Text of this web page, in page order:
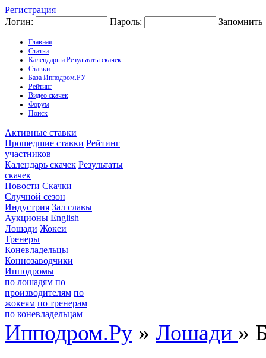
Регистрация
Логин:
Пароль: Запомнить
Главная
Статьи
Календарь и Результаты скачек
Ставки
База Ипподром.РУ
Рейтинг
Видео скачек
Форум
Поиск
Активные ставки
Прошедшие ставки Рейтинг
участников
Календарь скачек Результаты
скачек
Новости Скачки
Случной сезон
Индустрия Зал славы
Аукционы English
Лошади Жокеи
Тренеры
Коневладельцы
Коннозаводчики
Ипподромы
по лошадям по
производителям по
жокеям по тренерам
по коневладельцам
Ипподром.Ру » Лошади »